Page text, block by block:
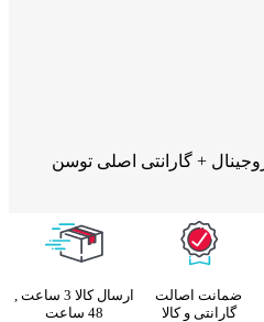
+ گارانتی اصلی توسن
ضمانت اصالت
گارانتی و کالا
ارسال کالا 3 ساعت ,
48 ساعت